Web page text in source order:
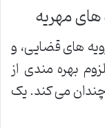
مهریه
های قضایی، و
بهره مندی از
می کند. یک